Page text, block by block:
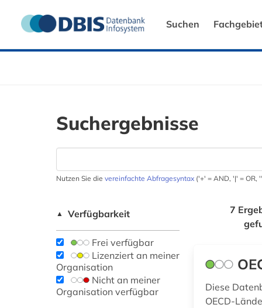
Suchen
Suchergebnisse
Nutzen Sie die vereinfachte Abfragesyntax ('+' = AND, '|' = OR,
▲ Verfügbarkeit
Frei verfügbar
Lizenziert an meiner
Organisation
Nicht an meiner
Organisation verfügbar
7
Diese
OECD-